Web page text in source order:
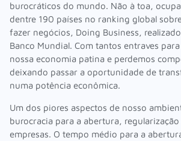
burocráticos do mundo. Não à toa,
dentre 190 países no ranking global
fazer negócios, Doing Business,
Banco Mundial. Com tantos entraves para
nossa economia patina e perdemos
deixando passar a oportunidade de
numa potência econômica.
Um dos piores aspectos de nosso
burocracia para a abertura,
empresas. O tempo médio para a